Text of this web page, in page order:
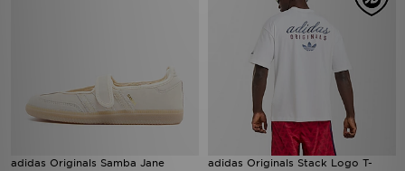
adidas Originals Samba Jane
adidas Originals Stack Logo T-